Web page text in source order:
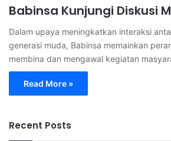
Babinsa Kunjungi Diskusi
Dalam upaya meningkatkan interaksi
generasi muda, Babinsa memainkan
membina dan mengawal kegiatan
Read More »
Recent Posts